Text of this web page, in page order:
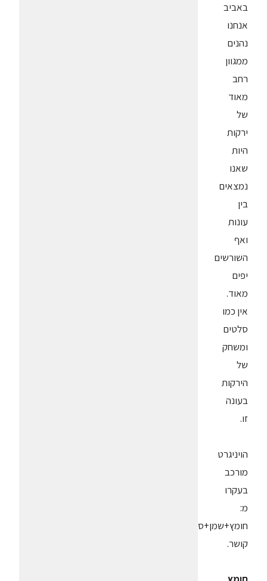
באביב
אנחנו
נהנים
ממגוון
רחב
מאוד
של
ירקות
היות
שאנו
נמצאים
בין
עונות
ואף
השורשים
יפים
מאוד.
אין כמו
סלטים
ומשחק
של
הירקות
בעונה
זו.
הויניגרט
מורכב
בעקרו
מ:
חומץ+שמן+סוכר+חומר
קושר.